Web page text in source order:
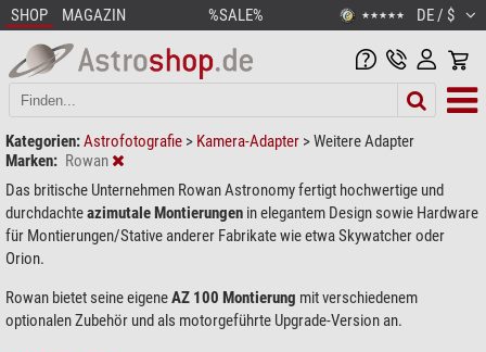
SHOP MAGAZIN %SALE% ★★★★★ DE / $
Kategorien:Astrofotografie > Kamera-Adapter >Weitere Adapter
Marken: Rowan
Das britische Unternehmen Rowan Astronomy fertigt hochwertige und
durchdachteazimutale Montierungen in elegantem Design sowie Hardware
für Montierungen/Stative anderer Fabrikate wie etwa Skywatcher oder
Orion.
Rowan bietet seine eigeneAZ 100 Montierung mit verschiedenem
optionalen Zubehör und als motorgeführte Upgrade-Version an.